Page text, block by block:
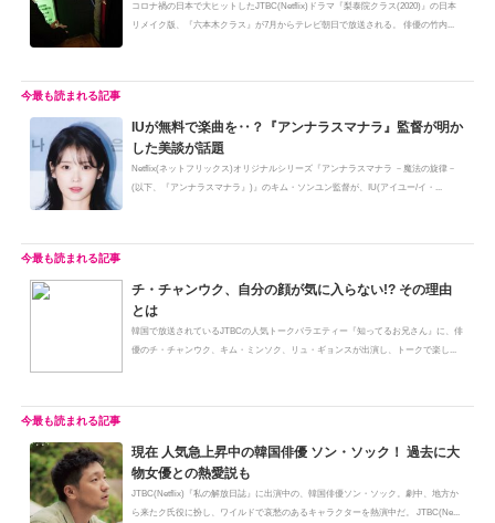
コロナ禍の日本で大ヒットしたJTBC(Netflix)ドラマ『梨泰院クラス(2020)』の日本
リメイク版、『六本木クラス』が7月からテレビ朝日で放送される。 俳優の竹内...
IUが無料で楽曲を‥？『アンナラスマナラ』監督が明か
した美談が話題
Netflix(ネットフリックス)オリジナルシリーズ『アンナラスマナラ －魔法の旋律－
(以下、『アンナラスマナラ』)』のキム・ソンユン監督が、IU(アイユー/イ・...
チ・チャンウク、自分の顔が気に入らない!? その理由
とは
韓国で放送されているJTBCの人気トークバラエティー『知ってるお兄さん』に、俳
優のチ・チャンウク、キム・ミンソク、リュ・ギョンスが出演し、トークで楽し...
現在 人気急上昇中の韓国俳優 ソン・ソック！ 過去に大
物女優との熱愛説も
JTBC(Netflix)『私の解放日誌』に出演中の、韓国俳優ソン・ソック。劇中、地方か
ら来たク氏役に扮し、ワイルドで哀愁のあるキャラクターを熱演中だ。 JTBC(Ne...